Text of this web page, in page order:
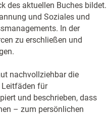
des aktuellen Buches bildet.
und Soziales und
In der
zu erschließen und
nachvollziehbar die
Leitfäden für
und beschrieben, dass
– zum persönlichen